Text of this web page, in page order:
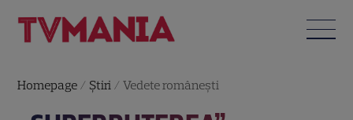
Homepage / Știri /Vedete româneşti